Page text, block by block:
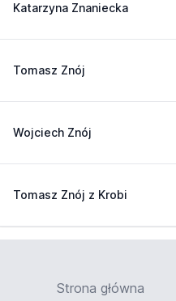
Katarzyna Znaniecka
Tomasz Znój
Wojciech Znój
Tomasz Znój z Krobi
Strona główna